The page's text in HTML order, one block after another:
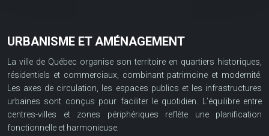
URBANISME ET AMÉNAGEMENT
La ville de Québec organise son territoire en quartiers historiques,
résidentiels et commerciaux, combinant patrimoine et modernité.
Les axes de circulation, les espaces publics et les infrastructures
urbaines sont conçus pour faciliter le quotidien. L’équilibre entre
centres-villes et zones périphériques reflète une planification
fonctionnelle et harmonieuse.